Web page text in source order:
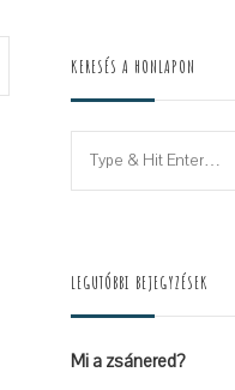
KERESÉS A HONLAPON
Looking
for
LEGUTÓBBI BEJEGYZÉSEK
Mi a zsánered?